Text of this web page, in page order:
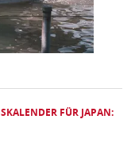
FÜR JAPAN: